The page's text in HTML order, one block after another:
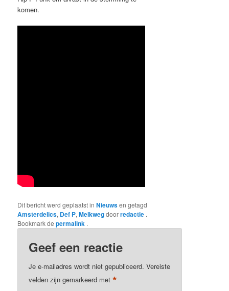
komen.
Dit bericht werd geplaatst inNieuwsen getagd
Amsterdelics, Def P,Melkwegdoorredactie .
Bookmark depermalink .
Geef een reactie
Je e-mailadres wordt niet gepubliceerd. Vereiste
velden zijn gemarkeerd met*